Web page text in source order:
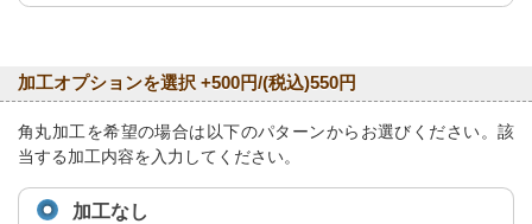
加工オプションを選択 +500円/(税込)550円
角丸加工を希望の場合は以下のパターンからお選びください。該
当する加工内容を入力してください。
加工なし